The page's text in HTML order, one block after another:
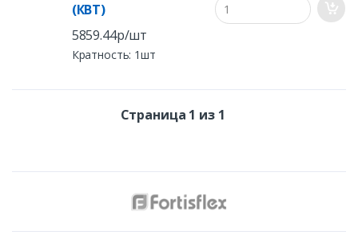
(КВТ)
5859.44р/шт
Кратность: 1шт
Страница 1 из 1